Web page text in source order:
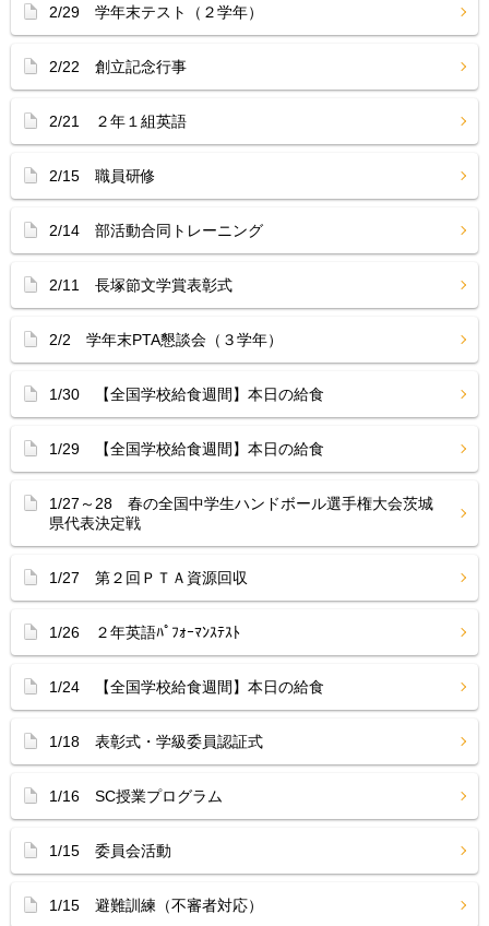
2/29 学年末テスト（２学年）
2/22 創立記念行事
2/21 ２年１組英語
2/15 職員研修
2/14 部活動合同トレーニング
2/11 長塚節文学賞表彰式
2/2 学年末PTA懇談会（３学年）
1/30 【全国学校給食週間】本日の給食
1/29 【全国学校給食週間】本日の給食
1/27～28 春の全国中学生ハンドボール選手権大会茨城
県代表決定戦
1/27 第２回ＰＴＡ資源回収
1/26 ２年英語ﾊﾟﾌｫｰﾏﾝｽﾃｽﾄ
1/24 【全国学校給食週間】本日の給食
1/18 表彰式・学級委員認証式
1/16 SC授業プログラム
1/15 委員会活動
1/15 避難訓練（不審者対応）